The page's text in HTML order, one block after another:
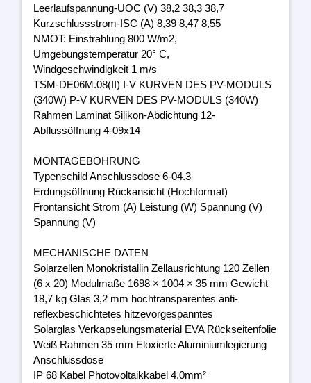
Leerlaufspannung-UOC (V) 38,2 38,3 38,7
Kurzschlussstrom-ISC (A) 8,39 8,47 8,55
NMOT: Einstrahlung 800 W/m2,
Umgebungstemperatur 20° C,
Windgeschwindigkeit 1 m/s
TSM-DE06M.08(II) I-V KURVEN DES PV-MODULS
(340W) P-V KURVEN DES PV-MODULS (340W)
Rahmen Laminat Silikon-Abdichtung 12-
Abflussöffnung 4-09x14
MONTAGEBOHRUNG
Typenschild Anschlussdose 6-04.3
Erdungsöffnung Rückansicht (Hochformat)
Frontansicht Strom (A) Leistung (W) Spannung (V)
Spannung (V)
MECHANISCHE DATEN
Solarzellen Monokristallin Zellausrichtung 120 Zellen
(6 x 20) Modulmaße 1698 × 1004 × 35 mm Gewicht
18,7 kg Glas 3,2 mm hochtransparentes anti-
reflexbeschichtetes hitzevorgespanntes
Solarglas Verkapselungsmaterial EVA Rückseitenfolie
Weiß Rahmen 35 mm Eloxierte Aluminiumlegierung
Anschlussdose
IP 68 Kabel Photovoltaikkabel 4,0mm²